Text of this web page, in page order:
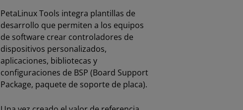
PetaLinux Tools integra plantillas de
desarrollo que permiten a los equipos
de software crear controladores de
dispositivos personalizados,
aplicaciones, bibliotecas y
configuraciones de BSP (Board Support
Package, paquete de soporte de placa).